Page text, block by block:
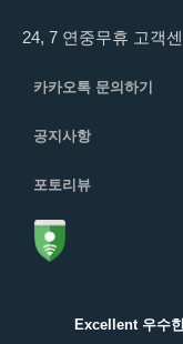
24, 7 연중무휴 고객
카카오톡 문의하기
공지사항
포토리뷰
Excellent 우수